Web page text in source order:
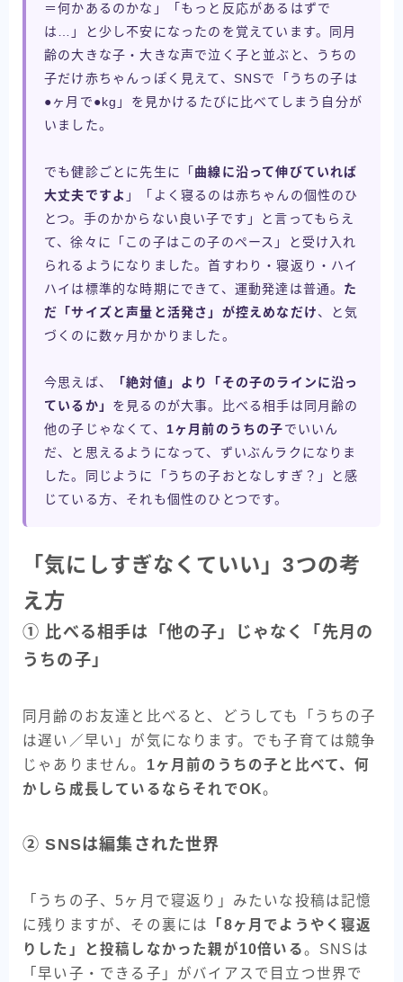
＝何かあるのかな」「もっと反応があるはずで
は…」と少し不安になったのを覚えています。同月
齢の大きな子・大きな声で泣く子と並ぶと、うちの
子だけ赤ちゃんっぽく見えて、SNSで「うちの子は
●ヶ月で●kg」を見かけるたびに比べてしまう自分が
いました。
でも健診ごとに先生に「 曲線に沿って伸びていれば
大丈夫ですよ 」「よく寝るのは赤ちゃんの個性のひ
とつ。手のかからない良い子です」と言ってもらえ
て、徐々に「この子はこの子のペース」と受け入れ
られるようになりました。首すわり・寝返り・ハイ
ハイは標準的な時期にできて、運動発達は普通。 た
だ「サイズと声量と活発さ」が控えめなだけ、と気
づくのに数ヶ月かかりました。
今思えば、
「絶対値」より「その子のラインに沿っ
ているか」 を見るのが大事。比べる相手は同月齢の
他の子じゃなくて、 1ヶ月前のうちの子でいいん
だ、と思えるようになって、ずいぶんラクになりま
した。同じように「うちの子おとなしすぎ？」と感
じている方、それも個性のひとつです。
「気にしすぎなくていい」3つの考
え方
① 比べる相手は「他の子」じゃなく「先月の
うちの子」
同月齢のお友達と比べると、どうしても「うちの子
は遅い／早い」が気になります。でも子育ては競争
じゃありません。 1ヶ月前のうちの子と比べて、何
かしら成長しているならそれでOK。
② SNSは編集された世界
「うちの子、5ヶ月で寝返り」みたいな投稿は記憶
に残りますが、その裏には
「8ヶ月でようやく寝返
りした」と投稿しなかった親が10倍いる。SNSは
「早い子・できる子」がバイアスで目立つ世界で